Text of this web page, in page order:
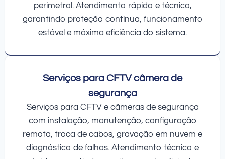
perimetral. Atendimento rápido e técnico,
garantindo proteção contínua, funcionamento
estável e máxima eficiência do sistema.
Serviços para CFTV câmera de
segurança
Serviços para CFTV e câmeras de segurança
com instalação, manutenção, configuração
remota, troca de cabos, gravação em nuvem e
diagnóstico de falhas. Atendimento técnico e